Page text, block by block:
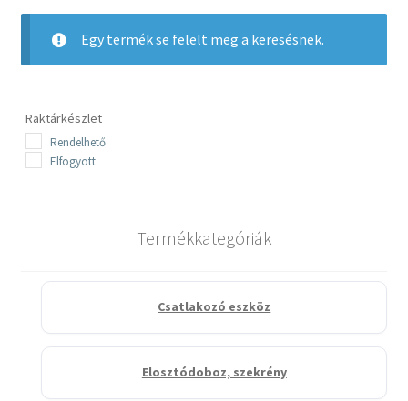
ajanlatkeres
Egy termék se felelt meg a keresésnek.
Raktárkészlet
Rendelhető
Elfogyott
Termékkategóriák
Csatlakozó eszköz
Elosztódoboz, szekrény